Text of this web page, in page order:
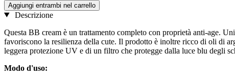
Aggiungi entrambi nel carrello
Descrizione
Questa BB cream è un trattamento completo con proprietà anti-age.
favoriscono la resilienza della cute. Il prodotto è inoltre ricco di oli di
leggera protezione UV e di un filtro che protegge dalla luce blu degli
Modo d'uso: